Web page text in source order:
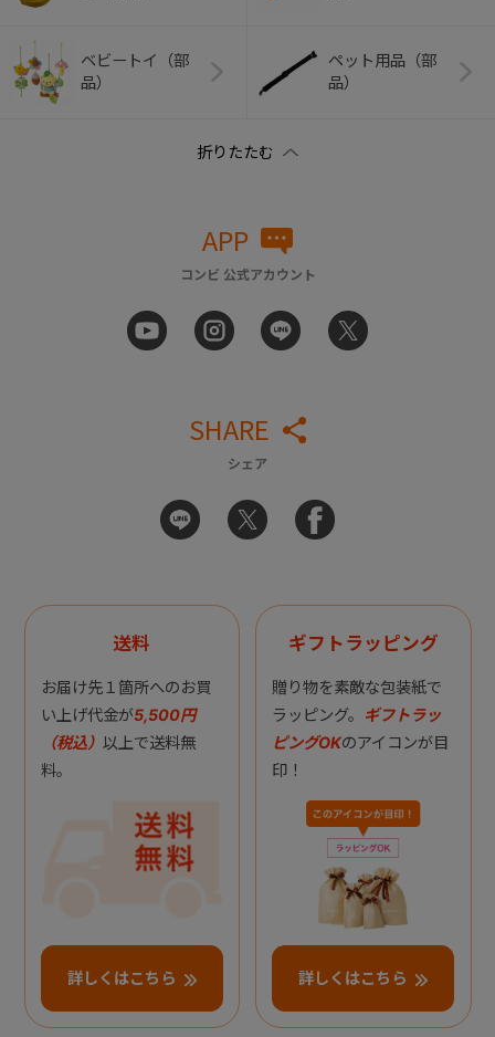
ベビートイ（部
品）
ペット用品（部
品）
APP
コンビ 公式アカウント
SHARE
シェア
送料
お届け先１箇所へのお買
い上げ代金が5,500円
（税込） 以上で送料無
料。
詳しくはこちら
ギフトラッピング
贈り物を素敵な包装紙で
ラッピング。 ギフトラッ
ピングOKのアイコンが目
印！
詳しくはこちら